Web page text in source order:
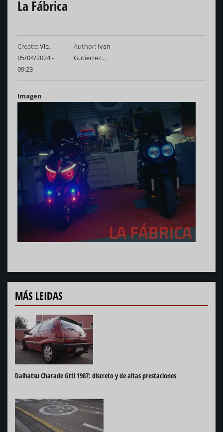
La Fábrica
Create:Vie,
05/04/2024 -
09:23
Author: Ivan
Gutierrez…
Imagen
MÁS LEIDAS
Daihatsu Charade Gtti 1987: discreto y de altas prestaciones